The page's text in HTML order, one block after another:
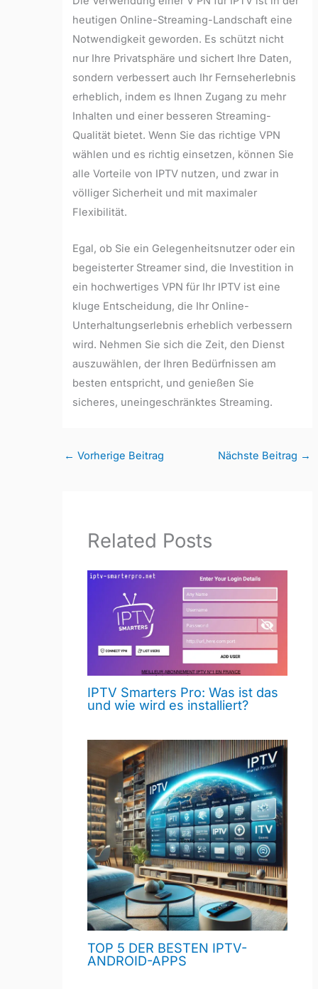
heutigen Online-Streaming-Landschaft eine
Notwendigkeit geworden. Es schützt nicht
nur Ihre Privatsphäre und sichert Ihre Daten,
sondern verbessert auch Ihr Fernseherlebnis
erheblich, indem es Ihnen Zugang zu mehr
Inhalten und einer besseren Streaming-
Qualität bietet. Wenn Sie das richtige VPN
wählen und es richtig einsetzen, können Sie
alle Vorteile von IPTV nutzen, und zwar in
völliger Sicherheit und mit maximaler
Flexibilität.
Egal, ob Sie ein Gelegenheitsnutzer oder ein
begeisterter Streamer sind, die Investition in
ein hochwertiges VPN für Ihr IPTV ist eine
kluge Entscheidung, die Ihr Online-
Unterhaltungserlebnis erheblich verbessern
wird. Nehmen Sie sich die Zeit, den Dienst
auszuwählen, der Ihren Bedürfnissen am
besten entspricht, und genießen Sie
sicheres, uneingeschränktes Streaming.
← Vorherige Beitrag Nächste Beitrag →
Related Posts
IPTV Smarters Pro: Was ist das
und wie wird es installiert?
TOP 5 DER BESTEN IPTV-
ANDROID-APPS